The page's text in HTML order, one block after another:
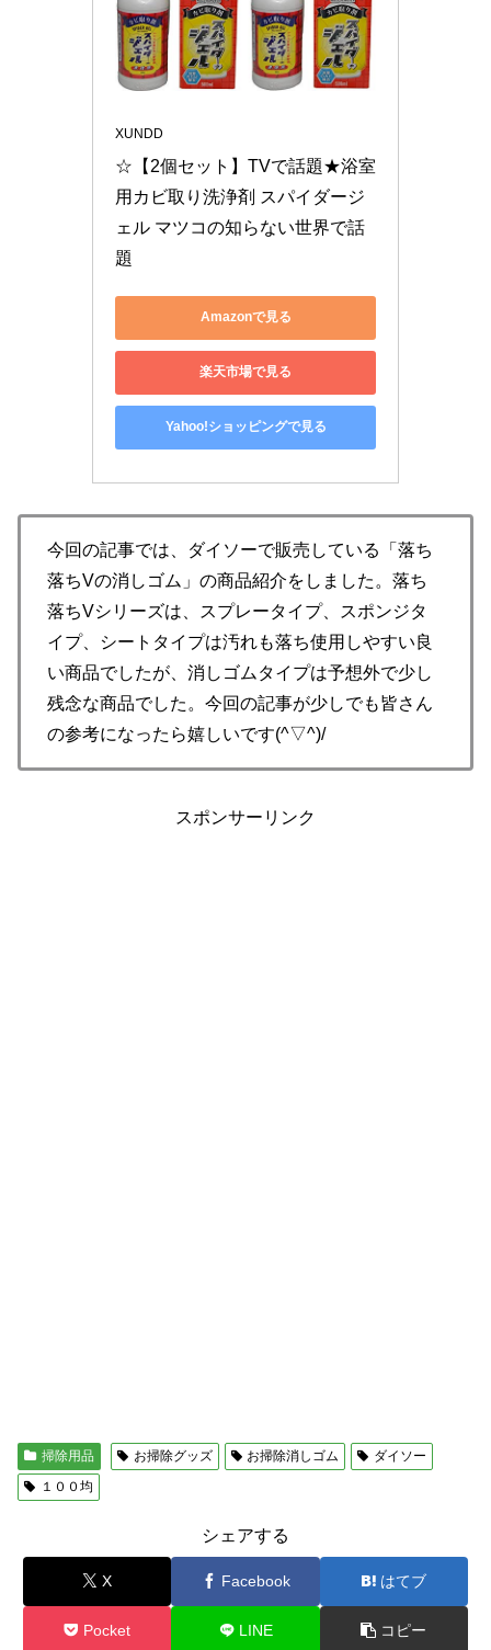
XUNDD
☆【2個セット】TVで話題★浴室
用カビ取り洗浄剤 スパイダージ
ェル マツコの知らない世界で話
題
Amazonで見る
楽天市場で見る
Yahoo!ショッピングで見る
今回の記事では、ダイソーで販売している「落ち
落ちVの消しゴム」の商品紹介をしました。落ち
落ちVシリーズは、スプレータイプ、スポンジタ
イプ、シートタイプは汚れも落ち使用しやすい良
い商品でしたが、消しゴムタイプは予想外で少し
残念な商品でした。今回の記事が少しでも皆さん
の参考になったら嬉しいです(^▽^)/
スポンサーリンク
掃除用品 お掃除グッズ お掃除消しゴム
ダイソー
１００均
シェアする
X Facebook はてブ
Pocket LINE コピー